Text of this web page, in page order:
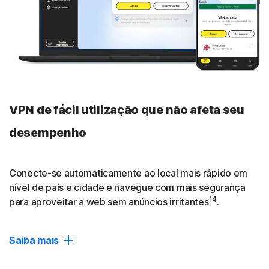
VPN de fácil utilização que não afeta seu
desempenho
Conecte-se automaticamente ao local mais rápido em
nível de país e cidade e navegue com mais segurança
para aproveitar a web sem anúncios irritantes14.
Saiba mais